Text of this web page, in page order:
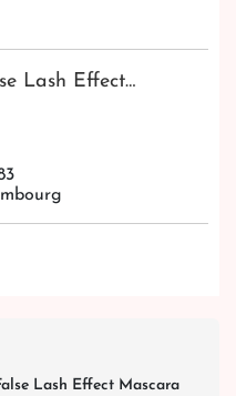
Lash Effect…
Lash Effect Mascara